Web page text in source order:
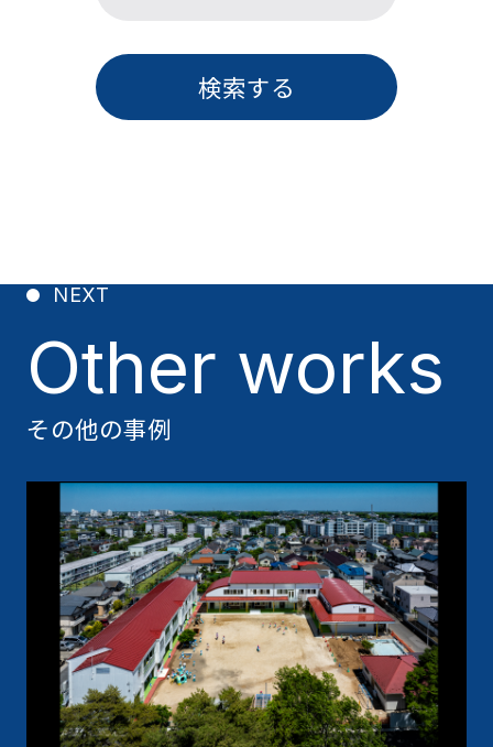
検索する
NEXT
Other works
その他の事例